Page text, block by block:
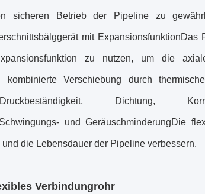
sicheren Betrieb der Pipeline zu
mit
zu nutzen, um die
kombinierte Verschiebung durch
Dichtung,
und GeräuschminderungDie
die Lebensdauer der Pipeline verbessern.
Verbindungrohr